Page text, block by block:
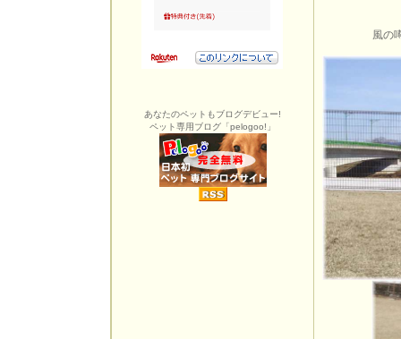
あなたのペットもブログデビュー!
ペット専用ブログ「pelogoo!」
風の